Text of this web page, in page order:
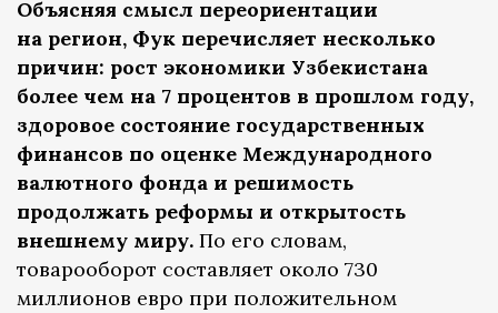
Объясняя смысл переориентации
на регион, Фук перечисляет несколько
причин: рост экономики Узбекистана
более чем на 7 процентов в прошлом году,
здоровое состояние государственных
финансов по оценке Международного
валютного фонда и решимость
продолжать реформы и открытость
внешнему миру. По его словам,
товарооборот составляет около 730
миллионов евро при положительном